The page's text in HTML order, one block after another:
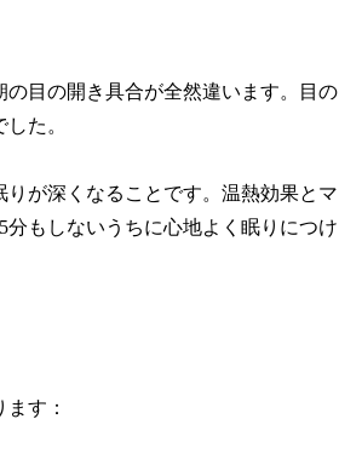
目の開き具合が全然違います。目の
た。
が深くなることです。温熱効果とマ
もしないうちに心地よく眠りにつけ
す：